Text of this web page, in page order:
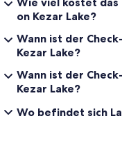
on Kezar Lake?
Wann ist der
Kezar Lake?
Wann ist der
Kezar Lake?
Wo befindet sich